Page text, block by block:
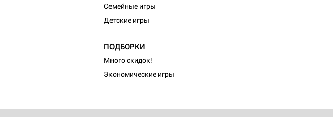
Семейные игры
Детские игры
ПОДБОРКИ
Много скидок!
Экономические игры
Белая смерть